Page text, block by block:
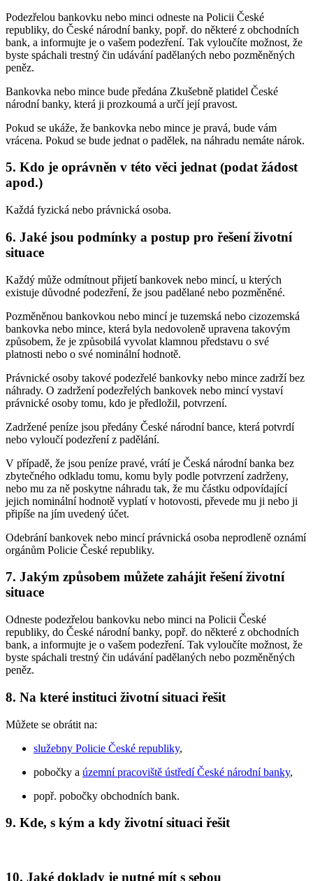
Podezřelou bankovku nebo minci odneste na Policii České
republiky, do České národní banky, popř. do některé z obchodních
bank, a informujte je o vašem podezření. Tak vyloučíte možnost, že
byste spáchali trestný čin udávání padělaných nebo pozměněných
peněz.
Bankovka nebo mince bude předána Zkušebně platidel České
národní banky, která ji prozkoumá a určí její pravost.
Pokud se ukáže, že bankovka nebo mince je pravá, bude vám
vrácena. Pokud se bude jednat o padělek, na náhradu nemáte nárok.
5. Kdo je oprávněn v této věci jednat (podat žádost
apod.)
Každá fyzická nebo právnická osoba.
6. Jaké jsou podmínky a postup pro řešení životní
situace
Každý může odmítnout přijetí bankovek nebo mincí, u kterých
existuje důvodné podezření, že jsou padělané nebo pozměněné.
Pozměněnou bankovkou nebo mincí je tuzemská nebo cizozemská
bankovka nebo mince, která byla nedovoleně upravena takovým
způsobem, že je způsobilá vyvolat klamnou představu o své
platnosti nebo o své nominální hodnotě.
Právnické osoby takové podezřelé bankovky nebo mince zadrží bez
náhrady. O zadržení podezřelých bankovek nebo mincí vystaví
právnické osoby tomu, kdo je předložil, potvrzení.
Zadržené peníze jsou předány České národní bance, která potvrdí
nebo vyloučí podezření z padělání.
V případě, že jsou peníze pravé, vrátí je Česká národní banka bez
zbytečného odkladu tomu, komu byly podle potvrzení zadrženy,
nebo mu za ně poskytne náhradu tak, že mu částku odpovídající
jejich nominální hodnotě vyplatí v hotovosti, převede mu ji nebo ji
připíše na jím uvedený účet.
Odebrání bankovek nebo mincí právnická osoba neprodleně oznámí
orgánům Policie České republiky.
7. Jakým způsobem můžete zahájit řešení životní
situace
Odneste podezřelou bankovku nebo minci na Policii České
republiky, do České národní banky, popř. do některé z obchodních
bank, a informujte je o vašem podezření. Tak vyloučíte možnost, že
byste spáchali trestný čin udávání padělaných nebo pozměněných
peněz.
8. Na které instituci životní situaci řešit
Můžete se obrátit na:
služebny Policie České republiky,
pobočky a územní pracoviště ústředí České národní banky,
popř. pobočky obchodních bank.
9. Kde, s kým a kdy životní situaci řešit
10. Jaké doklady je nutné mít s sebou